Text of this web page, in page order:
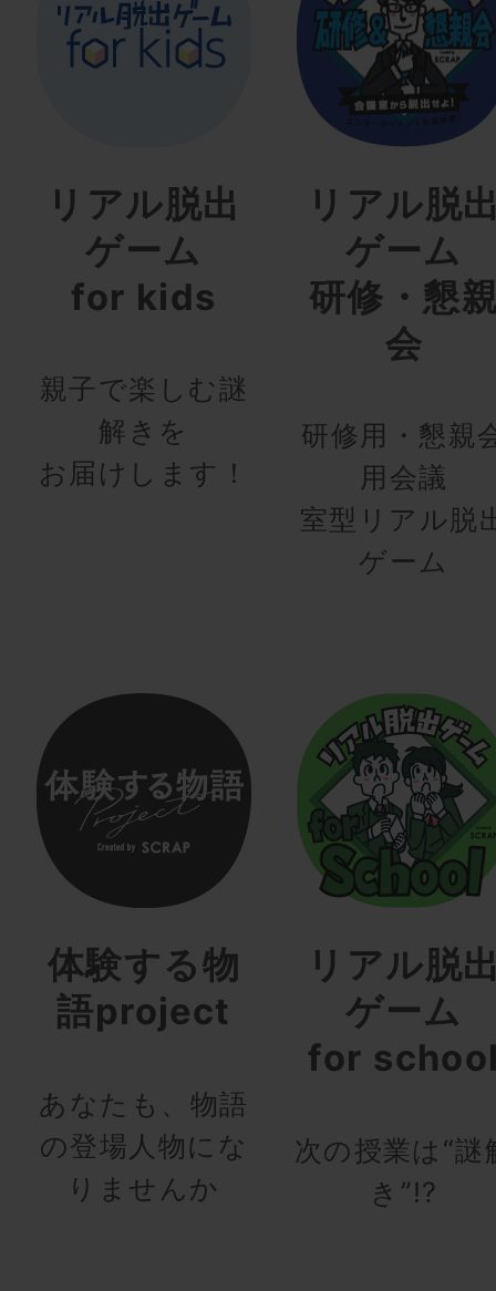
リアル脱出
ゲーム
for kids
親子で楽しむ謎
解きを
お届けします！
リアル脱
ゲーム
研修・懇
会
研修用・懇親
用会議
室型リアル脱
ゲーム
体験する物
語project
あなたも、物語
の登場人物にな
りませんか
リアル脱
ゲーム
for
次の授業は“謎
き”!?